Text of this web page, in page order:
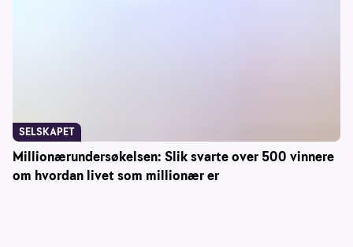
Millionærundersøkelsen: Slik svarte over 500 vinnere
om hvordan livet som millionær er
SELSKAPET